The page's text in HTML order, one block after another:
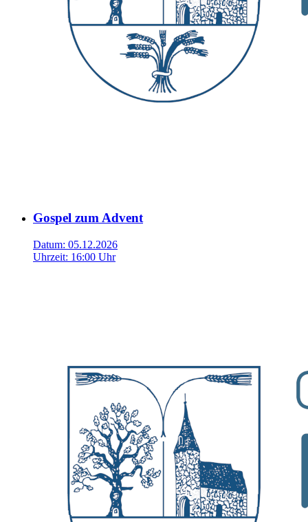
Gospel zum Advent
Datum: 05.12.2026
Uhrzeit: 16:00 Uhr